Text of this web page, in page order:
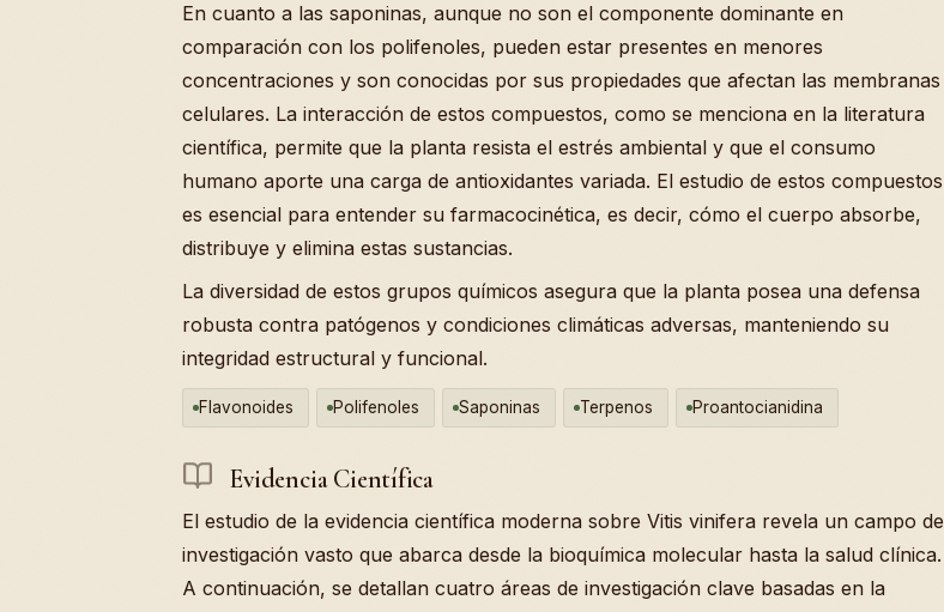
En cuanto a las saponinas, aunque no son el componente dominante en
comparación con los polifenoles, pueden estar presentes en menores
concentraciones y son conocidas por sus propiedades que afectan las membranas
celulares. La interacción de estos compuestos, como se menciona en la literatura
científica, permite que la planta resista el estrés ambiental y que el consumo
humano aporte una carga de antioxidantes variada. El estudio de estos compuestos
es esencial para entender su farmacocinética, es decir, cómo el cuerpo absorbe,
distribuye y elimina estas sustancias.
La diversidad de estos grupos químicos asegura que la planta posea una defensa
robusta contra patógenos y condiciones climáticas adversas, manteniendo su
integridad estructural y funcional.
Flavonoides Polifenoles Saponinas Terpenos Proantocianidina
Evidencia Científica
El estudio de la evidencia científica moderna sobre Vitis vinifera revela un campo de
investigación vasto que abarca desde la bioquímica molecular hasta la salud clínica.
A continuación, se detallan cuatro áreas de investigación clave basadas en la